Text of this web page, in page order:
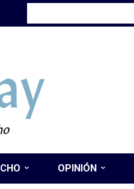
OPINIÓN